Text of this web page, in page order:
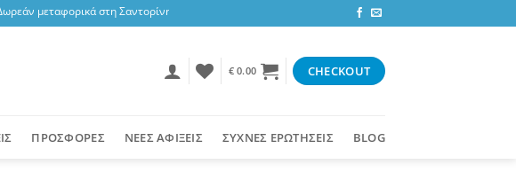
μεταφορικά στη Σαντορίνη, 3,47 ευρώ στην υπόλοιπη Ελλάδα ή δωρεάν για αγορές 50+ ευρώ
€0.00 CHECKOUT
ΠΡΟΣΦΟΡΕΣ ΝΕΕΣ ΑΦΙΞΕΙΣ ΣΥΧΝΕΣ ΕΡΩΤΗΣΕΙΣ BLOG